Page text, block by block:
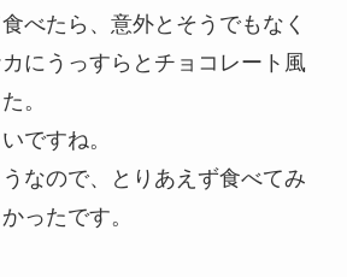
べたら、意外とそうでもなく
にうっすらとチョコレート風
。
ですね。
なので、とりあえず食べてみ
ったです。